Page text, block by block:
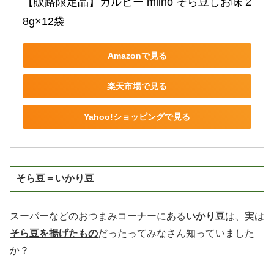
8g×12袋
Amazonで見る
楽天市場で見る
Yahoo!ショッピングで見る
そら豆＝いかり豆
スーパーなどのおつまみコーナーにあるいかり豆は、実は
そら豆を揚げたものだったってみなさん知っていました
か？